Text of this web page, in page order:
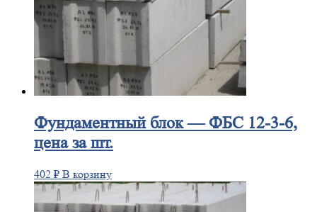
Фундаментныйблок — ФБС 12-3-6,
цена за шт.
402 ₽ В корзину